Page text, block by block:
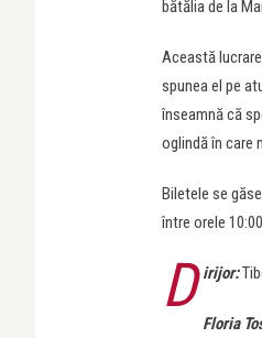
bătălia de la
Această
spunea el pe
înseamnă că
oglindă în care
Biletele se
între orele
D irijor:
Floria